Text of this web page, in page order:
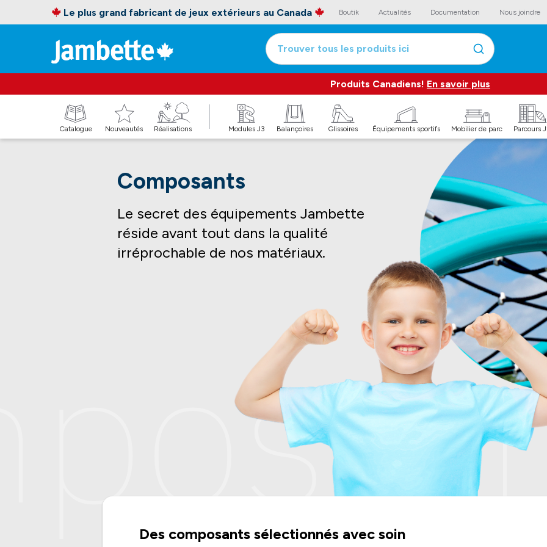
Le plus grand fabricant de jeux extérieurs au Canada Boutik Actualités Documentation Nous joindre
Trouver tous les produits ici
Produits Canadiens! En savoir plus
Catalogue Nouveautés Réalisations Modules J3 Balançoires Glissoires Équipements sportifs Mobilier de parc Parcours
Composants
Le secret des équipements Jambette
réside avant tout dans la qualité
irréprochable de nos matériaux.
Des composants sélectionnés avec soin